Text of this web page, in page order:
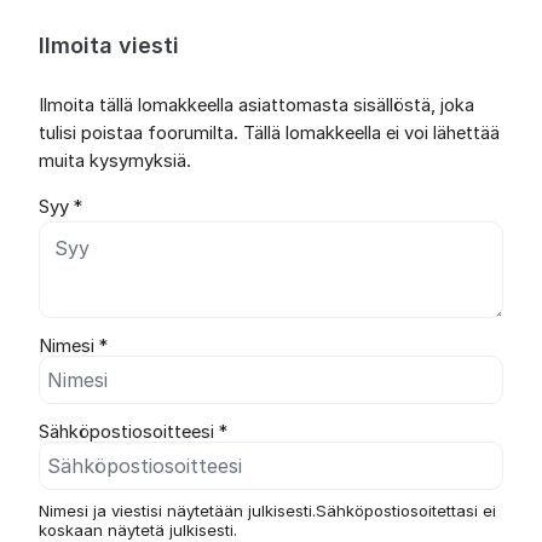
Ilmoita viesti
Ilmoita tällä lomakkeella asiattomasta sisällöstä, joka
tulisi poistaa foorumilta. Tällä lomakkeella ei voi lähettää
muita kysymyksiä.
Syy *
Nimesi *
Sähköpostiosoitteesi *
Nimesi ja viestisi näytetään julkisesti.Sähköpostiosoitettasi ei
koskaan näytetä julkisesti.